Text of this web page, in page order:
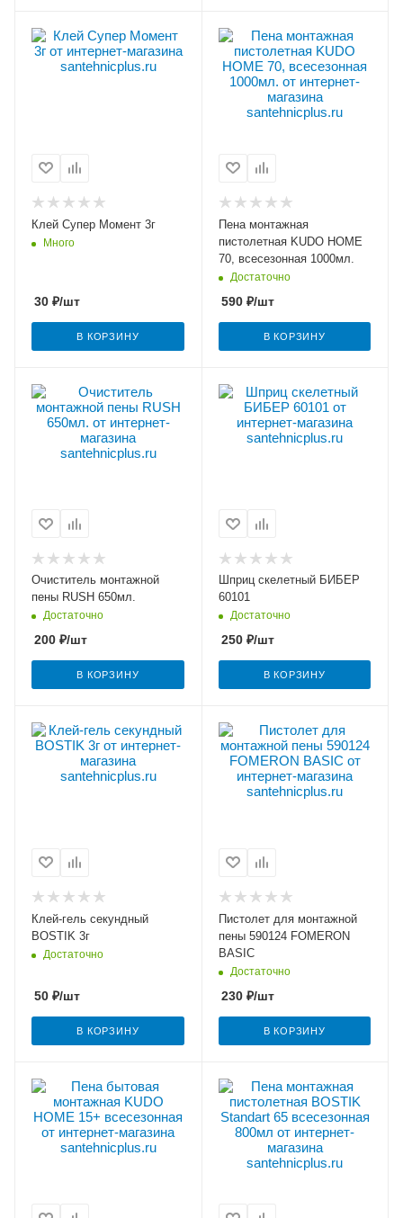
Клей Супер Момент 3г
Много
30 ₽/шт
В КОРЗИНУ
Пена монтажная
пистолетная KUDO HOME
70, всесезонная 1000мл.
Достаточно
590₽/шт
В КОРЗИНУ
Очиститель монтажной
пены RUSH 650мл.
Достаточно
200 ₽/шт
В КОРЗИНУ
Шприц скелетный БИБЕР
60101
Достаточно
250₽/шт
В КОРЗИНУ
Клей-гель секундный
BOSTIK 3г
Достаточно
50 ₽/шт
В КОРЗИНУ
Пистолет для монтажной
пены 590124 FOMERON
BASIC
Достаточно
230₽/шт
В КОРЗИНУ